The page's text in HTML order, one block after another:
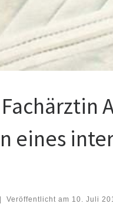
eines
| Veröffentlicht am 10. Juli